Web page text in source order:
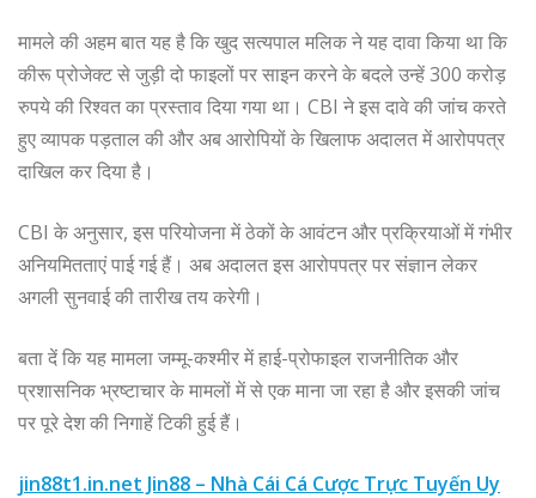
मामले की अहम बात यह है कि खुद सत्यपाल मलिक ने यह दावा किया था कि
कीरू प्रोजेक्ट से जुड़ी दो फाइलों पर साइन करने के बदले उन्हें 300 करोड़
रुपये की रिश्वत का प्रस्ताव दिया गया था। CBI ने इस दावे की जांच करते
हुए व्यापक पड़ताल की और अब आरोपियों के खिलाफ अदालत में आरोपपत्र
दाखिल कर दिया है।
CBI के अनुसार, इस परियोजना में ठेकों के आवंटन और प्रक्रियाओं में गंभीर
अनियमितताएं पाई गई हैं। अब अदालत इस आरोपपत्र पर संज्ञान लेकर
अगली सुनवाई की तारीख तय करेगी।
बता दें कि यह मामला जम्मू-कश्मीर में हाई-प्रोफाइल राजनीतिक और
प्रशासनिक भ्रष्टाचार के मामलों में से एक माना जा रहा है और इसकी जांच
पर पूरे देश की निगाहें टिकी हुई हैं।
jin88t1.in.net Jin88 – Nhà Cái Cá Cược Trực Tuyến Uy